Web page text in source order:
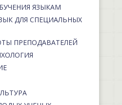
ЯЗЫКАМ
ДЛЯ СПЕЦИАЛЬНЫХ
ПРЕПОДАВАТЕЛЕЙ